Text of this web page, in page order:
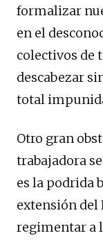
formalizar
en el
colectivos de
descabezar
total
Otro gran
trabajadora
es la podrida
extensión del
regimentar a